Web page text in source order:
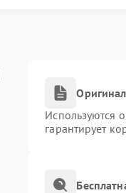
Используются
гарантирует